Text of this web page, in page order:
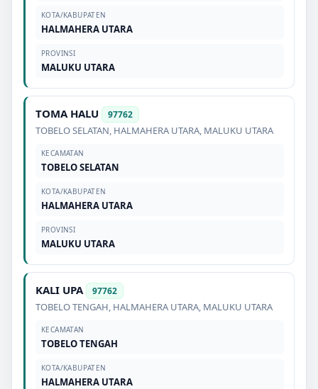
KOTA/KABUPATEN
HALMAHERA UTARA
PROVINSI
MALUKU UTARA
TOMA HALU 97762
TOBELO SELATAN, HALMAHERA UTARA, MALUKU UTARA
KECAMATAN
TOBELO SELATAN
KOTA/KABUPATEN
HALMAHERA UTARA
PROVINSI
MALUKU UTARA
KALI UPA 97762
TOBELO TENGAH, HALMAHERA UTARA, MALUKU UTARA
KECAMATAN
TOBELO TENGAH
KOTA/KABUPATEN
HALMAHERA UTARA